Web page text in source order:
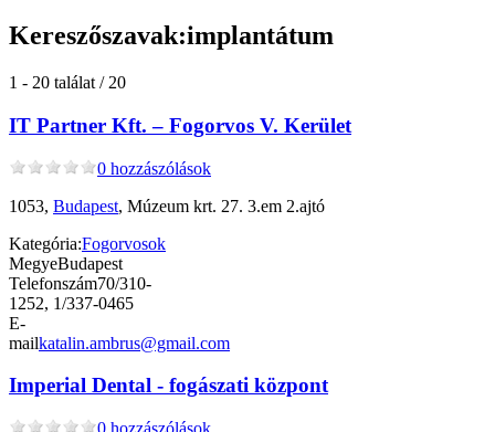
Kereszőszavak:implantátum
1 - 20 találat / 20
IT Partner Kft. – Fogorvos V. Kerület
0 hozzászólások
1053, Budapest, Múzeum krt. 27. 3.em 2.ajtó
Kategória:Fogorvosok
MegyeBudapest
Telefonszám70/310-
1252, 1/337-0465
E-
mailkatalin.ambrus@gmail.com
Imperial Dental - fogászati központ
0 hozzászólások